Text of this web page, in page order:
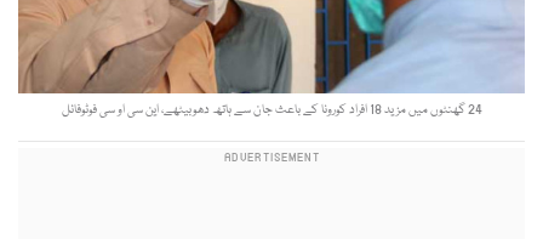
24 گھنٹوں میں مزید 18 افراد کورونا کے باعث جان سے ہاتھ دھوبیٹھے، این سی او سی فوٹوفائل